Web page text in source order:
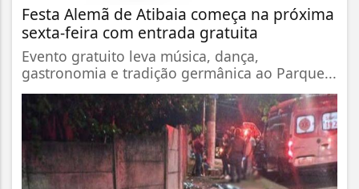
Festa Alemã de Atibaia começa na próxima
sexta-feira com entrada gratuita
Evento gratuito leva música, dança,
gastronomia e tradição germânica ao Parque...